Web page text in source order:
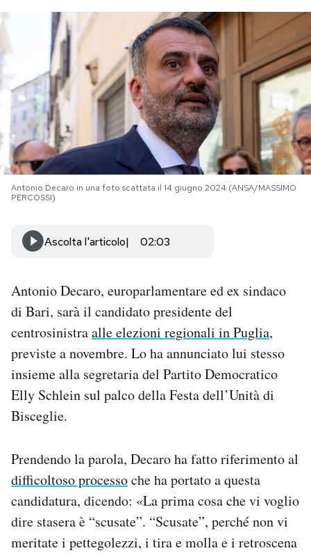
Sport
Mondiali calcio 2026
PODCAST
NEWSLETTER
I MIEI PREFERITI
Area Personale
Newsletter
Notifiche mobile
Regala il Post
Hai bisogno di aiuto?
Esci
Antonio Decaro in una foto scattata il 14 giugno 2024 (ANSA/MASSIMO
PERCOSSI)
Ascolta l'articolo 02:03
Antonio Decaro, europarlamentare ed ex sindaco
di Bari, sarà il candidato presidente del
centrosinistraalle elezioni regionali in Puglia,
previste a novembre. Lo ha annunciato lui stesso
insieme alla segretaria del Partito Democratico
Elly Schlein sul palco della Festa dell’Unità di
Bisceglie.
Prendendo la parola, Decaro ha fatto riferimento al
difficoltoso processoche ha portato a questa
candidatura, dicendo: «La prima cosa che vi voglio
dire stasera è “scusate”. “Scusate”, perché non vi
meritate i pettegolezzi, i tira e molla e i retroscena